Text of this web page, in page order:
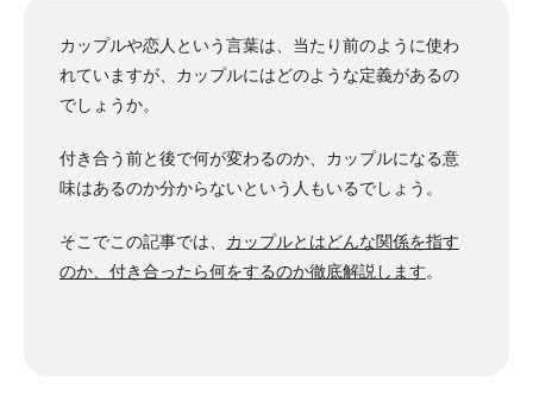
カップルや恋人という言葉は、当たり前のように使わ
れていますが、カップルにはどのような定義があるの
でしょうか。
付き合う前と後で何が変わるのか、カップルになる意
味はあるのか分からないという人もいるでしょう。
そこでこの記事では、 カップルとはどんな関係を指す
のか、付き合ったら何をするのか徹底解説します。